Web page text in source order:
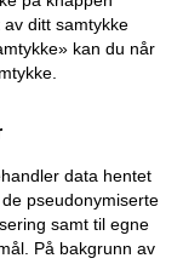
ditt samtykke
kan du når
data hentet
pseudonymiserte
samt til egne
På bakgrunn av